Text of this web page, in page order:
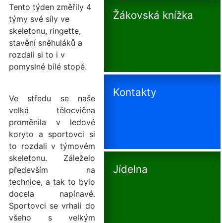
Tento týden změřily 4
týmy své síly ve
skeletonu, ringette,
stavění sněhuláků a
rozdali si to i v
pomyslné bílé stopě.
Ve středu se naše
velká tělocvična
proměnila v ledové
koryto a sportovci si
to rozdali v týmovém
skeletonu. Záleželo
především na
technice, a tak to bylo
docela napínavé.
Sportovci se vrhali do
všeho s velkým
Žákovská knížka
Kontakty
Jídelna